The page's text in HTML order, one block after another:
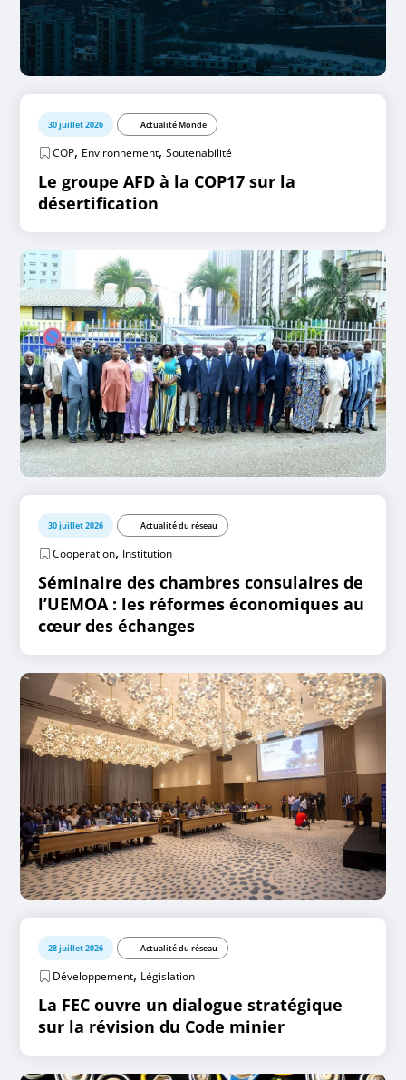
30 juillet 2026 Actualité Monde
COP, Environnement,Soutenabilité
Le groupe AFD à la COP17 sur la
désertification
30 juillet 2026 Actualité du réseau
Coopération, Institution
Séminaire des chambres consulaires de
l’UEMOA : les réformes économiques au
cœur des échanges
28 juillet 2026 Actualité du réseau
Développement, Législation
La FEC ouvre un dialogue stratégique
sur la révision du Code minier